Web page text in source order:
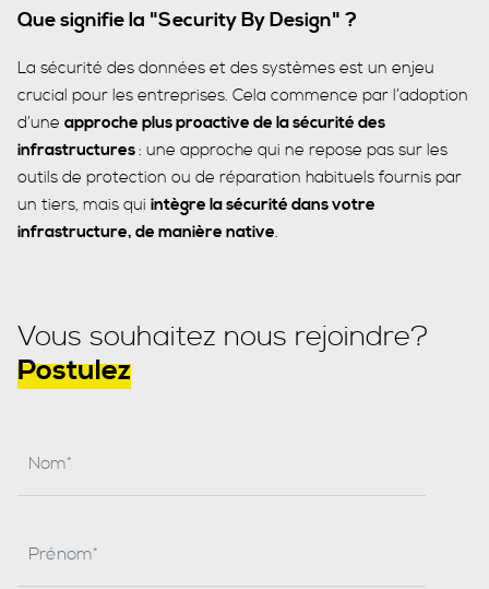
Que signifie la "Security By Design" ?
La sécurité des données et des systèmes est un enjeu
crucial pour les entreprises. Cela commence par l’adoption
d’une approche plus proactive de la sécurité des
infrastructures: une approche qui ne repose pas sur les
outils de protection ou de réparation habituels fournis par
un tiers, mais qui intègre la sécurité dans votre
infrastructure, de manière native.
Vous souhaitez nous rejoindre?
Postulez